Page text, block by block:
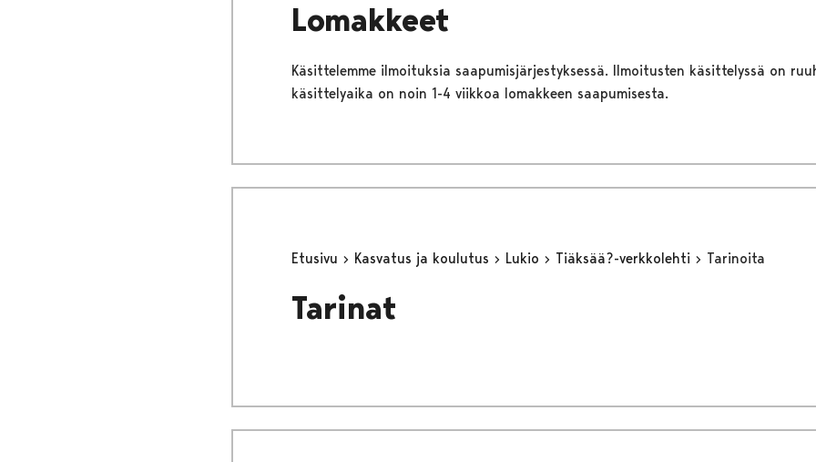
Lomakkeet
Käsittelemme ilmoituksia saapumisjärjestyksessä. Ilmoitusten käsittelyssä on
käsittelyaika on noin 1-4 viikkoa lomakkeen saapumisesta.
Etusivu Kasvatus ja koulutus Lukio Tiäksää?-verkkolehti Tarinoita
Tarinat